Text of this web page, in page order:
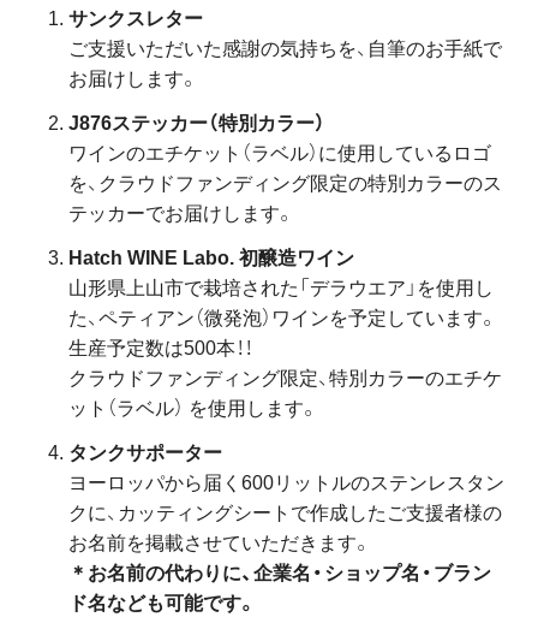
サンクスレター
ご支援いただいた感謝の気持ちを、自筆のお手紙で
お届けします。
J876ステッカー（特別カラー）
ワインのエチケット（ラベル）に使用しているロゴ
を、クラウドファンディング限定の特別カラーのス
テッカーでお届けします。
Hatch WINE Labo. 初醸造ワイン
山形県上山市で栽培された「デラウエア」を使用し
た、ペティアン（微発泡）ワインを予定しています。
生産予定数は500本！！
クラウドファンディング限定、特別カラーのエチケ
ット（ラベル） を使用します。
タンクサポーター
ヨーロッパから届く600リットルのステンレスタン
クに、カッティングシートで作成したご支援者様の
お名前を掲載させていただきます。
＊お名前の代わりに、企業名・ショップ名・ブラン
ド名なども可能です。